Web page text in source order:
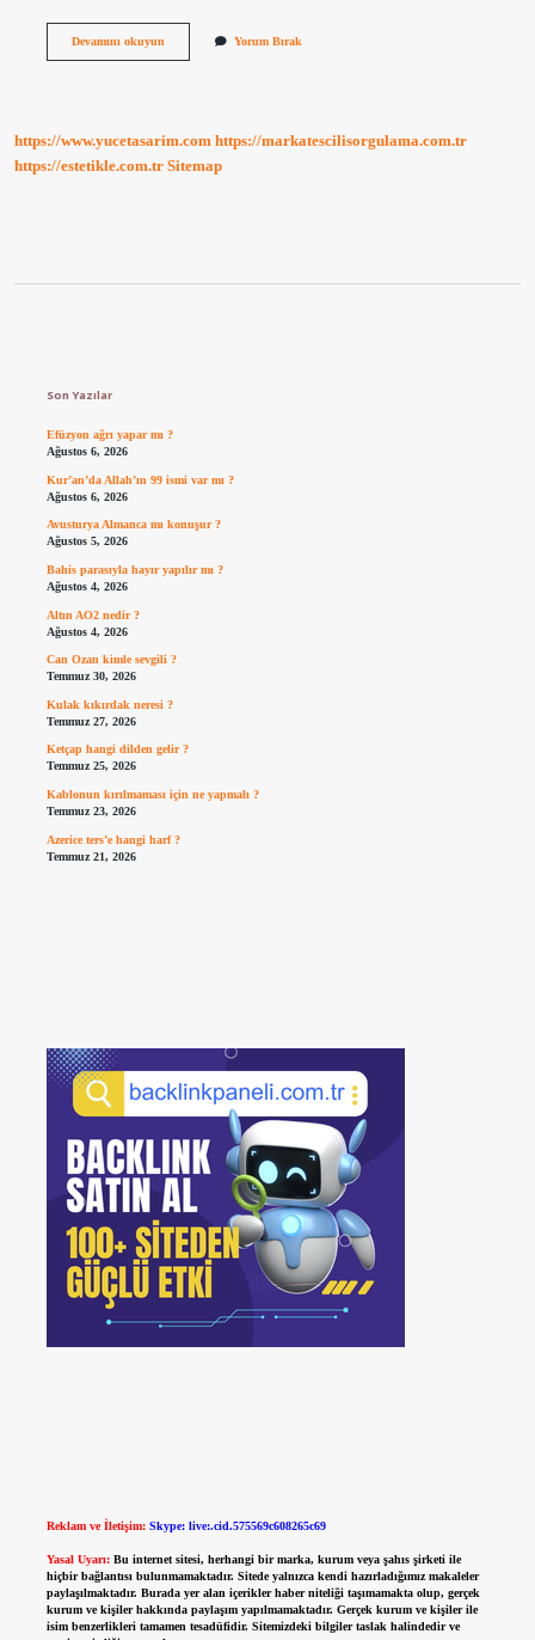
Devamını okuyunDünyanın
Yorum Bırak
https://www.yucetasarim.com https://markatescilisorgulama.com.tr
https://estetikle.com.tr Sitemap
Son Yazılar
Efüzyon ağrı yapar mı ?
Ağustos 6, 2026
Kur’an’da Allah’ın 99 ismi var mı ?
Ağustos 6, 2026
Avusturya Almanca mı konuşur ?
Ağustos 5, 2026
Bahis parasıyla hayır yapılır mı ?
Ağustos 4, 2026
Altın AO2 nedir ?
Ağustos 4, 2026
Can Ozan kimle sevgili ?
Temmuz 30, 2026
Kulak kıkırdak neresi ?
Temmuz 27, 2026
Ketçap hangi dilden gelir ?
Temmuz 25, 2026
Kablonun kırılmaması için ne yapmalı ?
Temmuz 23, 2026
Azerice ters’e hangi harf ?
Temmuz 21, 2026
Reklam ve İletişim: Skype: live:.cid.575569c608265c69
Yasal Uyarı: Bu internet sitesi, herhangi bir marka, kurum veya şahıs şirketi ile
hiçbir bağlantısı bulunmamaktadır. Sitede yalnızca kendi hazırladığımız makaleler
paylaşılmaktadır. Burada yer alan içerikler haber niteliği taşımamakta olup, gerçek
kurum ve kişiler hakkında paylaşım yapılmamaktadır. Gerçek kurum ve kişiler ile
isim benzerlikleri tamamen tesadüfidir. Sitemizdeki bilgiler taslak halindedir ve